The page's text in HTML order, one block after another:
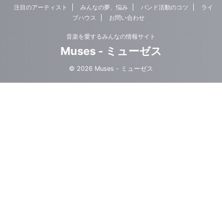
注目のアーティスト みんなの夢、悩み バンド活動のコツ
ライ
ブハウス
お問い合わせ
音楽を愛するみんなの情報サイト
Muses - ミューゼス
© 2026 Muses - ミューゼス